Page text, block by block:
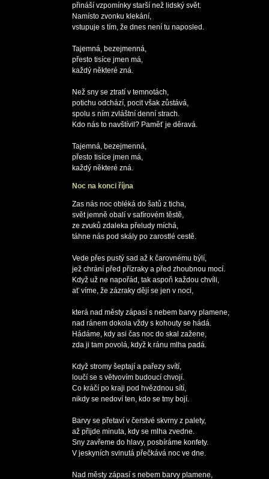
přináší vzpomínky starší než lidský svět.
Namísto zvonku klekání,
vstupuje s tím, že dnes není tu naposled.
Tajemná, bezejmenná,
přesto tisíce jmen má,
každý některé zná.
Než sny se ztratí v temnotách,
potichu odchází, pocit však zůstává,
spolu s ním zvláštní denní strach.
Kdo nás to navštívil? Paměť je děravá.
Tajemná, bezejmenná,
přesto tisíce jmen má,
Noc na konci října
Zas nás noc obléká do šatů z ticha,
svět jemně obalí v safírovém těstě,
ze zvuků zdaleka přeludy míchá,
táhne nás pod skály po zarostlé cestě.
Vede přes pustý sad až k čarovnému býlí,
jež chrání před přízraky a před zhoubnou mocí.
Když už ne napořád, tak aspoň každou chvíli,
ať víme, že zázraky dějí se jen v noci,
která nad městy zápasí s nebem barvy plamene,
nad ránem dokola vždy s kohouty se hádá.
Hádáme, kdy asi čas noc do skal zažene,
zda ji tam povolá, když k ránu mlha padá.
Když stromy šeptají a pařezy svítí,
loučí se s větvovím budoucí chvojí.
Co kráčí po kraji pod hvězdnou sítí,
nikdy se nedoví ten, kdo se tmy bojí.
Barvy se přetaví v čerstvé skvrny z palety,
až přijde minuta, kdy se mlha zvedne.
Sny zavřeme do hlavy, posbíráme konfety.
V jeskyních svinutá přečkává noc ve dne.
Nad městy zápasí s nebem barvy plamene,